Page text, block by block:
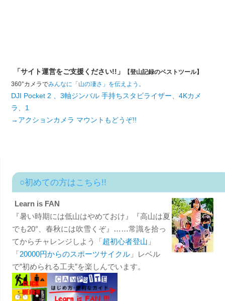
「サイト運営をご支援ください!!」
【登山記録のベストツール】
360°カメラでみんなに「山の凄さ」を伝えよう。
DJI Pocket 2 、3軸ジンバル 手持ちスタビライザー、4Kカメ
ラ、1
→アクションカメラ マウントもどうぞ!!
○初めての方はこちら!!
Learn is FAN
『暑い時期には低山はやめておけ』『高山は夏
でも20°、春秋には吹雪くぞ』……常識を拾っ
てからチャレンジしよう「超初心者登山 」
「20000円からのスポーツサイクル」レベル
で”初められる工夫”を楽しんでいます。